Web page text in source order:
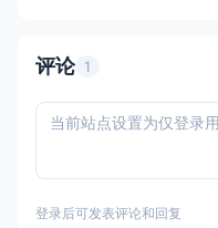
评论 1
登录后可发表评论和回复